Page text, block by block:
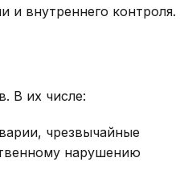
и внутреннего контроля.
В их числе:
чрезвычайные
нарушению